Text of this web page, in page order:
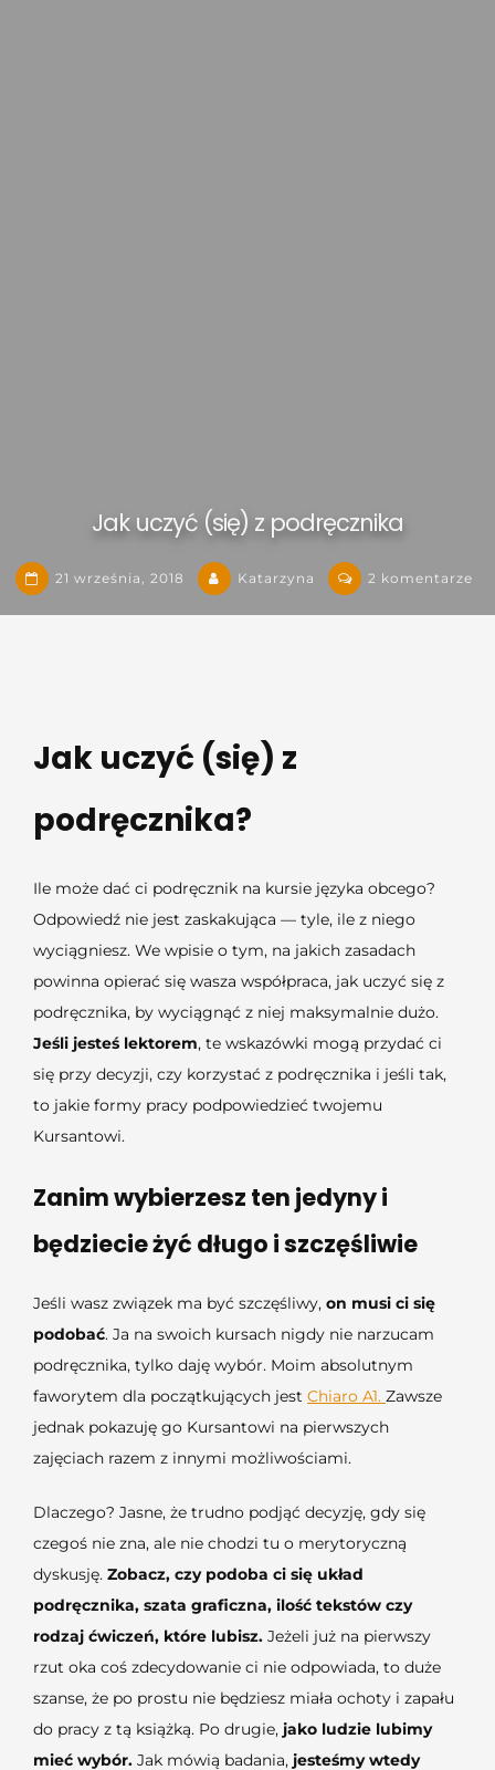
Jak uczyć (się) z podręcznika
21 września, 2018 Katarzyna 2 komentarze
Jak uczyć (się) z
podręcznika?
Ile może dać ci podręcznik na kursie języka obcego?
Odpowiedź nie jest zaskakująca — tyle, ile z niego
wyciągniesz. We wpisie o tym, na jakich zasadach
powinna opierać się wasza współpraca, jak uczyć się z
podręcznika, by wyciągnąć z niej maksymalnie dużo.
Jeśli jesteś lektorem, te wskazówki mogą przydać ci
się przy decyzji, czy korzystać z podręcznika i jeśli tak,
to jakie formy pracy podpowiedzieć twojemu
Kursantowi.
Zanim wybierzesz ten jedyny i
będziecie żyć długo i szczęśliwie
Jeśli wasz związek ma być szczęśliwy, on musi ci się
podobać. Ja na swoich kursach nigdy nie narzucam
podręcznika, tylko daję wybór. Moim absolutnym
faworytem dla początkujących jest Chiaro A1. Zawsze
jednak pokazuję go Kursantowi na pierwszych
zajęciach razem z innymi możliwościami.
Dlaczego? Jasne, że trudno podjąć decyzję, gdy się
czegoś nie zna, ale nie chodzi tu o merytoryczną
dyskusję. Zobacz, czy podoba ci się układ
podręcznika, szata graficzna, ilość tekstów czy
rodzaj ćwiczeń, które lubisz. Jeżeli już na pierwszy
rzut oka coś zdecydowanie ci nie odpowiada, to duże
szanse, że po prostu nie będziesz miała ochoty i zapału
do pracy z tą książką. Po drugie, jako ludzie lubimy
mieć wybór. Jak mówią badania, jesteśmy wtedy